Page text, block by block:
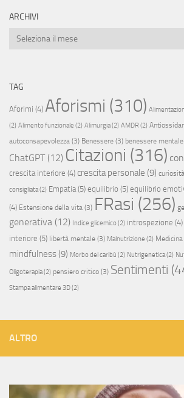
ARCHIVI
Archivi
TAG
Aforimi (4) Aforismi (310)
(2) Alimento funzionale (2) Alimurgia(2) AMDR (2)
autoconsapevolezza (3) Benessere (3) benessere mentale
ChatGPT(12) Citazioni (316)
crescita interiore (4) crescita personale (9) curiosità
consigliata(2) Empatia (5) equilibrio (5) equilibrio
(4) Estensione della vita (3) FRasi (256)
generativa (12) Indice glicemico (2) introspezione (4)
interiore (5) libertà mentale (3) Malnutrizione (2)
mindfulness (9) Morbo del caribù (2) Nutrigenetica(2)
Oligoterapia(2) pensiero critico (3) Sentimenti
Stampa alimentare 3D(2)
ALTRO